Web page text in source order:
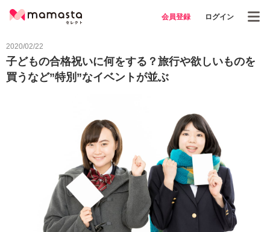
会員登録 ログイン
2020/02/22
子どもの合格祝いに何をする？旅行や欲しいものを
買うなど”特別”なイベントが並ぶ